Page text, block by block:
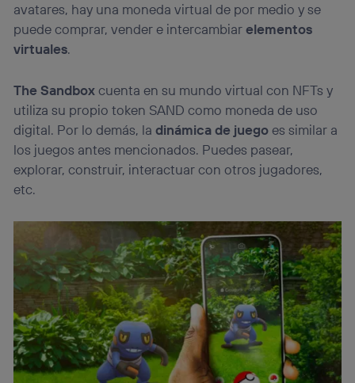
avatares, hay una moneda virtual de por medio y se
puede comprar, vender e intercambiarelementos
virtuales.
The Sandboxcuenta en su mundo virtual con NFTs y
utiliza su propio token SAND como moneda de uso
digital. Por lo demás, ladinámica de juegoes similar a
los juegos antes mencionados. Puedes pasear,
explorar, construir, interactuar con otros jugadores,
etc.